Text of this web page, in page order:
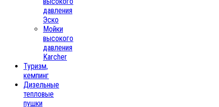
давления
Эско
Мойки
высокого
давления
Karcher
Туризм,
кемпинг
Дизельные
тепловые
пушки